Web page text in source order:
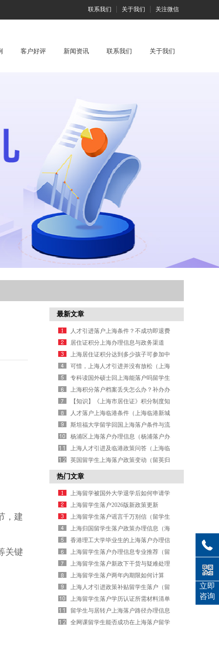
联系我们 关于我们 关注微信
客户好评 新闻资讯 联系我们 关于我们
，建
关键
最新文章
人才引进落户上海条件？不成功即退费
（人才引进上海落户条件2026新规）
居住证积分上海办理信息与政务渠道
上海居住证积分达到多少孩子可参加中
高考？（上海居住证积分可以高考吗）
可惜，上海人才引进并没有放松（上海
人才引进享受哪些待遇）
专科读国外硕士回上海能落户吗留学生
落户
上海积分落户档案丢失怎么办？补办办
法来了（上海积分落户表格）
【知识】《上海市居住证》积分制度知
多少？（上海居住证积分规则详解）
人才落户上海临港条件（上海临港新城
人才引进落户新政）
斯坦福大学留学回国上海落户条件与流
程
杨浦区上海落户办理信息（杨浦落户办
理指南）
上海人才引进及临港政策问答（上海临
港人才补贴）
英国留学生上海落户政策变动（留英归
国落户新规）
热门文章
上海留学被国外大学退学后如何申请学
历认证
上海留学生落户2026版新政策更新
上海留学生落户谣言千万别信（留学生
落户谣言别信）
上海归国留学生落户政策办理信息（海
归落户政策指南）
香港理工大学毕业生的上海落户办理信
息
上海留学生落户办理信息专业推荐（留
学落户政策专业指南）
上海留学生落户新政下干货与疑难处理
上海留学生落户两年内期限如何计算
上海人才引进政策补贴留学生落户（留
学生落户补贴新政）
上海留学生落户学历认证所需材料清单
留学生与居转户上海落户路径办理信息
全网课留学生能否成功在上海落户留学
立即
咨询